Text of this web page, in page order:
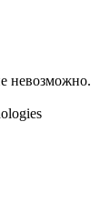
невозможно.